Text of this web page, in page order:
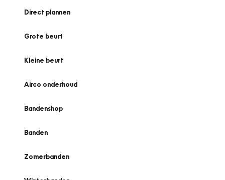
Direct plannen
Grote beurt
Kleine beurt
Airco onderhoud
Bandenshop
Banden
Zomerbanden